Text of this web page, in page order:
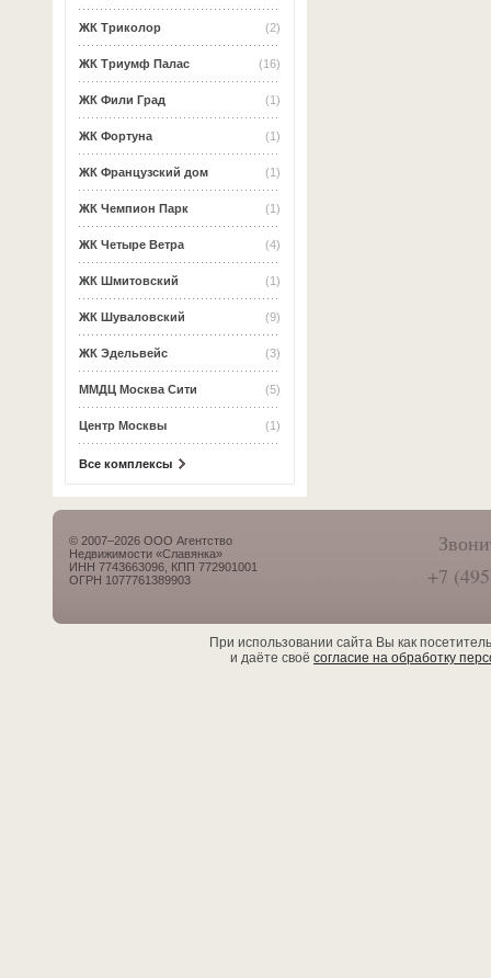
(2)
ЖК Триколор
(16)
ЖК Триумф Палас
(1)
ЖК Фили Град
(1)
ЖК Фортуна
(1)
ЖК Французский дом
(1)
ЖК Чемпион Парк
(4)
ЖК Четыре Ветра
(1)
ЖК Шмитовский
(9)
ЖК Шуваловский
(3)
ЖК Эдельвейс
(5)
ММДЦ Москва Сити
(1)
Центр Москвы
Все комплексы
© 2007–2026 ООО Агентство
Недвижимости «Славянка»
ИНН 7743663096, КПП 772901001
ОГРН 1077761389903
+7
При использовании сайта Вы как
и даёте своё согласие на обработку